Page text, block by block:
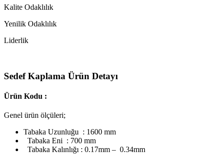
Kalite Odaklılık
Yenilik Odaklılık
Liderlik
Sedef Kaplama Ürün Detayı
Ürün Kodu :
Genel ürün ölçüleri;
Tabaka Uzunluğu : 1600 mm
Tabaka Eni : 700 mm
Tabaka Kalınlığı : 0.17mm – 0.34mm